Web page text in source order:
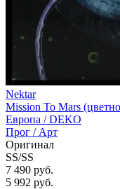
Nektar
Mission To Mars
Европа /DEKO
Прог / Арт
Оригинал
SS/SS
7 490 руб.
5 992 руб.